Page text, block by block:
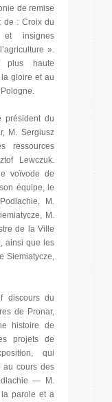
de remise
de : Croix du
et insignes
».
plus haute
gloire et au
président du
M. Sergiusz
ressources
Lewczuk.
voïvode de
équipe, le
M.
M.
de la Ville
ainsi que les
Siemiatycze,
discours du
de Pronar,
histoire de
projets de
qui
au cours des
— M.
parole et a